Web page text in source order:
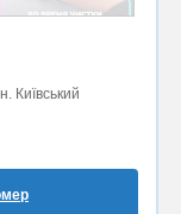
Київський